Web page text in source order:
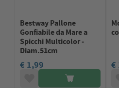
Bestway Pallone
Gonfiabile da Mare a
Spicchi Multicolor -
Diam.51cm
€ 1,99 €